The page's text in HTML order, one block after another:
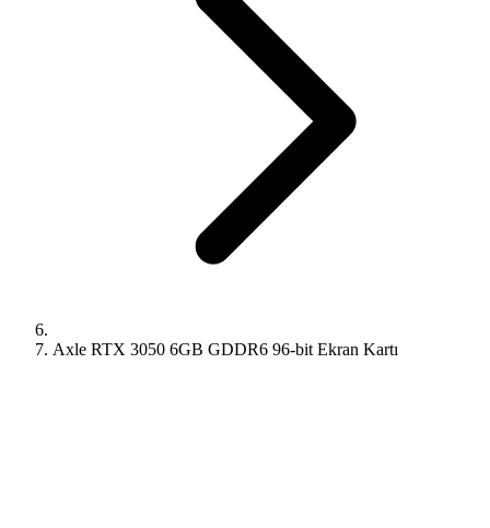
Axle RTX 3050 6GB GDDR6 96-bit Ekran Kartı